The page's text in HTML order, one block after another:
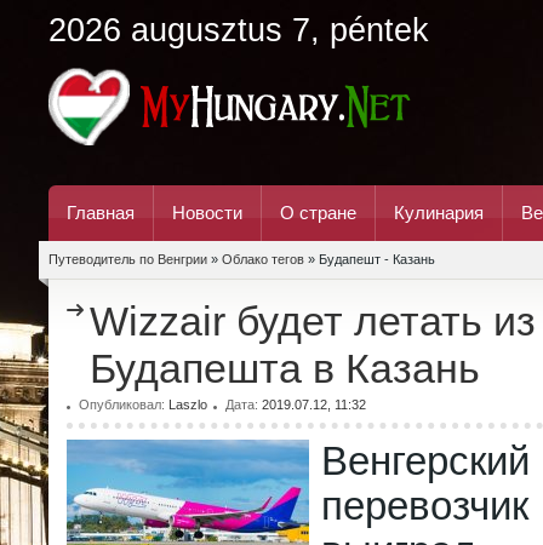
2026 augusztus 7, péntek
Главная Новости О стране Кулинария
Путеводитель по Венгрии » Облако тегов » Будапешт - Казань
Wizzair будет летать из
Будапешта в Казань
Опубликовал: Laszlo Дата: 2019.07.12, 11:32